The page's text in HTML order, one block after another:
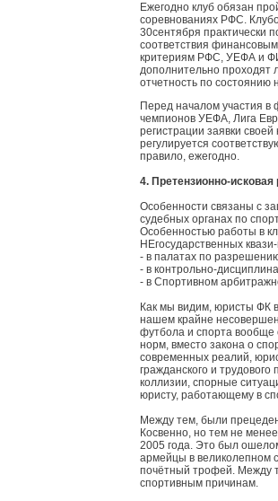
Ежегодно клуб обязан
соревнованиях РФС.
30сентября практически
соответствия
критериям РФС, УЕФА и
дополнительно
отчетность по состоянию
Перед началом участия в
чемпионов УЕФА, Лига
регистрации заявки
регулируется
правило, ежегодно.
4. Претензионно-
Особенности связаны с
судебных органах по
Особенностью работы в
НЕгосударственных
- в палатах по
- в контрольно-
- в Спортивном
Как мы видим, юристы ФК
нашем крайне
футбола и спорта вообще
норм, вместо закона о
современных реалий,
гражданского и
коллизии, спорные
юристу, работающему в
Между тем, были
Косвенно, но тем не
2005 года. Это был
армейцы в великолепном
почётный трофей. Между
спортивным причинам.